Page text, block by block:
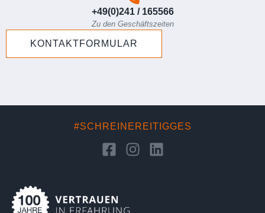
+49(0)241 / 165566
Zu den Geschäftszeiten
KONTAKTFORMULAR
#SCHREINEREITIGGES